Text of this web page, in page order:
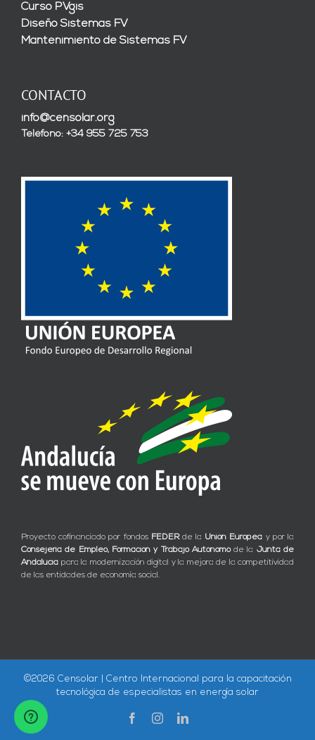
Curso PVgis
Diseño Sistemas FV
Mantenimiento de Sistemas FV
CONTACTO
info@censolar.org
Teléfono: +34 955 725 753
Proyecto cofinanciado por fondos FEDERde la Unión Europea y por la
Consejería de Empleo, Formación y Trabajo Autónomode la Junta de
Andalucía para la modernización digital y la mejora de la competitividad
de las entidades de economía social.
©2026 Censolar | Centro Internacional para la capacitación
tecnológica de especialistas en energía solar
FacebookInstagramLinkedIn